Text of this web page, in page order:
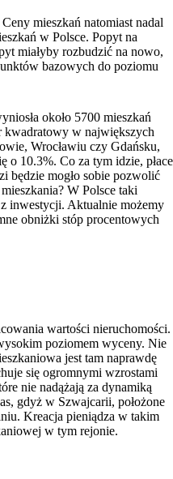
mieszkań natomiast nadal
w Polsce. Popyt na
miałyby rozbudzić na nowo,
bazowych do poziomu
około 5700 mieszkań
kwadratowy w największych
Wrocławiu czy Gdańsku,
o 10.3%. Co za tym idzie, płace
będzie mogło sobie pozwolić
W Polsce taki
inwestycji. Aktualnie możemy
obniżki stóp procentowych
wartości nieruchomości.
poziomem wyceny. Nie
jest tam naprawdę
się ogromnymi wzrostami
nie nadążają za dynamiką
gdyż w Szwajcarii, położone
Kreacja pieniądza w takim
w tym rejonie.